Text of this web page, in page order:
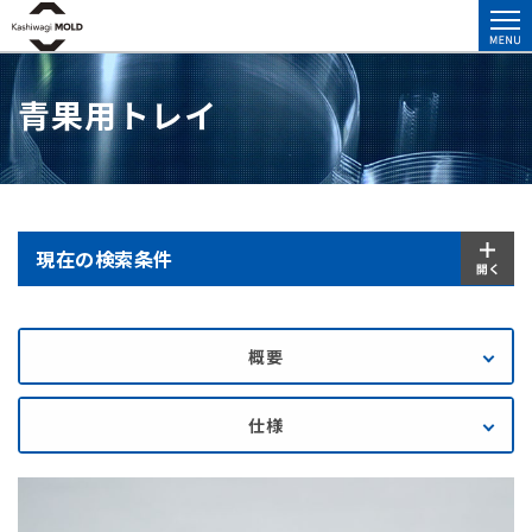
青果用トレイ
現在の検索条件
概要
仕様